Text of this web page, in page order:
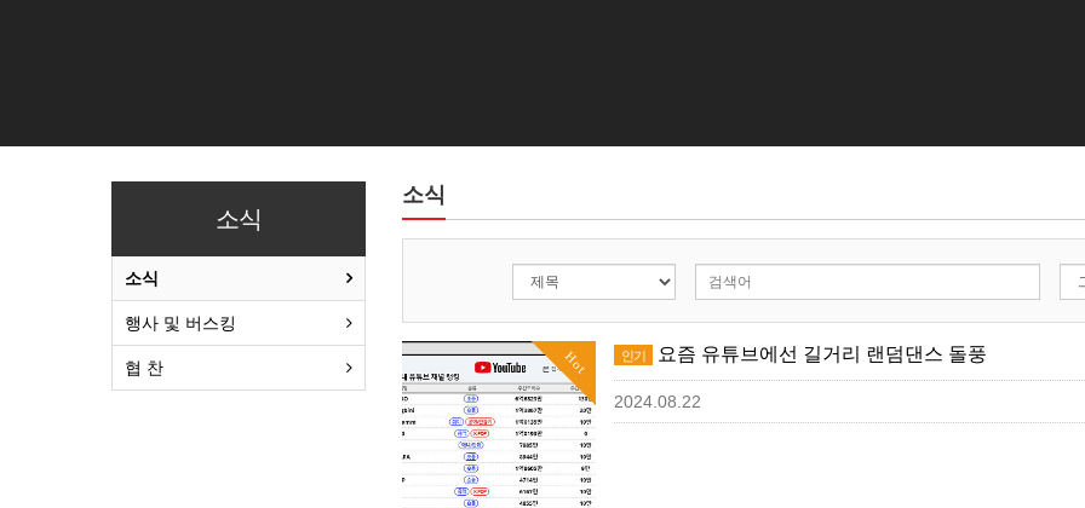
소식
Hot 인기 요즘 유튜브에선 길거리 랜덤댄스 돌풍
2024.08.22
소식
소식
행사 및 버스킹
협 찬